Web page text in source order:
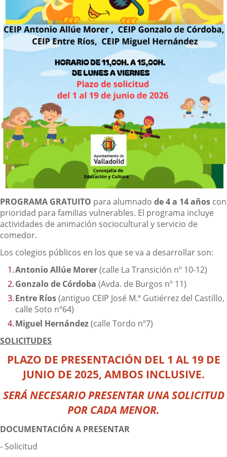
Descripción
PROGRAMA GRATUITO para alumnado de 4 a 14 años con
prioridad para familias vulnerables. El programa incluye
actividades de animación sociocultural y servicio de
comedor.
Los colegios públicos en los que se va a desarrollar son:
Antonio Allúe Morer(calle La Transición nº 10-12)
Gonzalo de Córdoba (Avda. de Burgos nº 11)
Entre Ríos(antiguo CEIP José M.ª Gutiérrez del Castillo,
calle Soto nº64)
Miguel Hernández(calle Tordo nº7)
SOLICITUDES
PLAZO DE PRESENTACIÓN DEL 1 AL 19 DE
JUNIO DE 2025, AMBOS INCLUSIVE.
SERÁ NECESARIO PRESENTAR UNA SOLICITUD
POR CADA MENOR.
DOCUMENTACIÓN A PRESENTAR
- Solicitud